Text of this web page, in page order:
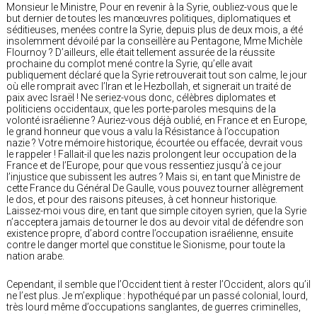
Monsieur le Ministre, Pour en revenir à la Syrie, oubliez-vous que le
but dernier de toutes les manœuvres politiques, diplomatiques et
séditieuses, menées contre la Syrie, depuis plus de deux mois, a été
insolemment dévoilé par la conseillère au Pentagone, Mme Michèle
Flournoy ? D’ailleurs, elle était tellement assurée de la réussite
prochaine du complot mené contre la Syrie, qu’elle avait
publiquement déclaré que la Syrie retrouverait tout son calme, le jour
où elle romprait avec l’Iran et le Hezbollah, et signerait un traité de
paix avec Israël ! Ne seriez-vous donc, célèbres diplomates et
politiciens occidentaux, que les porte-paroles mesquins de la
volonté israélienne ? Auriez-vous déjà oublié, en France et en Europe,
le grand honneur que vous a valu la Résistance à l’occupation
nazie ? Votre mémoire historique, écourtée ou effacée, devrait vous
le rappeler ! Fallait-il que les nazis prolongent leur occupation de la
France et de l’Europe, pour que vous ressentiez jusqu’à ce jour
l’injustice que subissent les autres ? Mais si, en tant que Ministre de
cette France du Général De Gaulle, vous pouvez tourner allègrement
le dos, et pour des raisons piteuses, à cet honneur historique.
Laissez-moi vous dire, en tant que simple citoyen syrien, que la Syrie
n’acceptera jamais de tourner le dos au devoir vital de défendre son
existence propre, d’abord contre l’occupation israélienne, ensuite
contre le danger mortel que constitue le Sionisme, pour toute la
nation arabe.
Cependant, il semble que l’Occident tient à rester l’Occident, alors qu’il
ne l’est plus. Je m’explique : hypothéqué par un passé colonial, lourd,
très lourd même d’occupations sanglantes, de guerres criminelles,